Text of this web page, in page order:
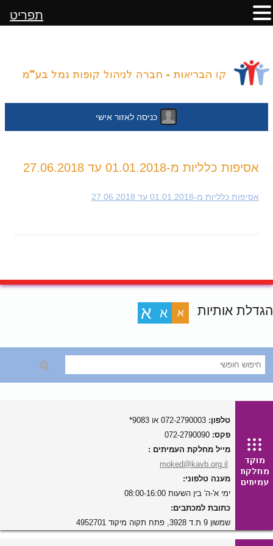
כניסה לאזור אישי
לתוכן
אסיפות כלליות מ-01.01.2018 עד 27.06.2018
אסיפות כלליות מ-01.01.2018 עד 27.06.2018
הגדלת אותיות א א א
טלפון:
פקס:
מייל מחלקת העמיתים :
moked@kavb.org.il
מענה טלפוני:
ימי א'-ה' בין השעות 08:00-16:00
כתובת למכתבים:
שמשון 9 ת.ד 3928, פתח תקוה מיקוד 4952701
תפריט